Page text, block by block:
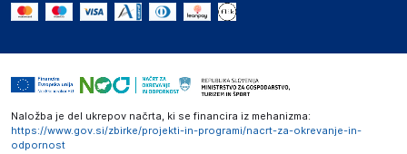
Novosti
Naložba je del ukrepov načrta, ki se financira iz mehanizma:
https://www.gov.si/zbirke/projekti-in-programi/nacrt-za-okrevanje-in-
odpornost